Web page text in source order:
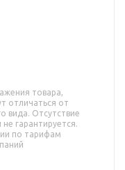
товара,
отличаться от
вида. Отсутствие
гарантируется.
по тарифам